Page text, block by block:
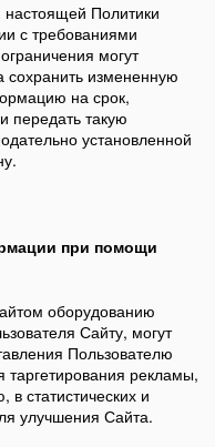
Политики
с требованиями
могут
сохранить измененную
на срок,
передать такую
установленной
при помощи
оборудованию
Сайту, могут
Пользователю
таргетирования рекламы,
в статистических и
улучшения Сайта.